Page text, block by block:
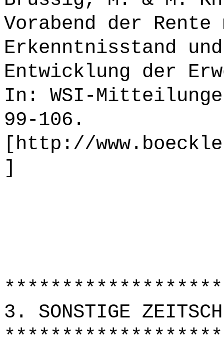
Vorabend der
Erkenntnisstand
Entwicklung der
In: WSI-
99-106.
[http://
]
3. SONSTIGE